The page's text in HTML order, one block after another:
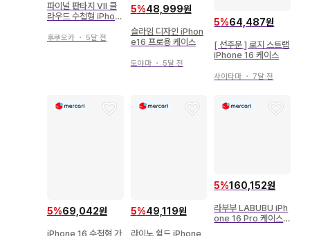
파이널 판타지 VII 클
라우드 수첩형 iPhon
후쿠오카 ・ 5달 전
5%48,999원
슬라임 디자인 iPhon
e16 프로용 케이스
도야마・ 5달 전
5%64,487원
[ 선주문 ] 로지 스트랩
iPhone 16 케이스
사이타마 ・ 7달 전
5%69,042원
iPhone 16 수첩형 가
5%49,119원
라이노 쉴드 iPhone
5%160,152원
라부부 LABUBU iPh
one 16 Pro 케이스